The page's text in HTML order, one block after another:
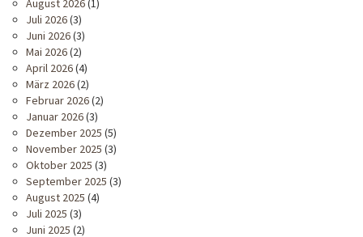
August 2026(1)
Juli 2026(3)
Juni 2026(3)
Mai 2026(2)
April 2026(4)
März 2026(2)
Februar 2026(2)
Januar 2026(3)
Dezember 2025 (5)
November 2025 (3)
Oktober 2025 (3)
September 2025 (3)
August 2025 (4)
Juli 2025 (3)
Juni 2025 (2)